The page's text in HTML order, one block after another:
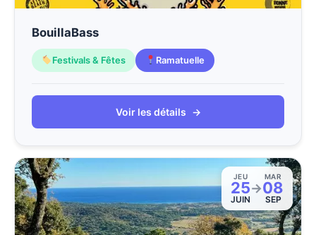
BouillaBass
Festivals & Fêtes Ramatuelle
Voir les détails →
JEU
25
JUIN
→
MAR
08
SEP